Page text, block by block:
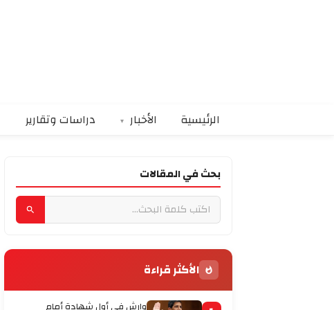
الرئيسية الأخبار دراسات وتقارير
بحث في المقالات
الأكثر قراءة
وارش في أول شهادة أمام